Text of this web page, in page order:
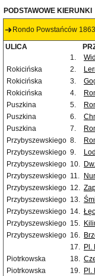
PODSTAWOWE KIERUNKI
Rondo Powstańców
ULICA
1.
Rokicińska
2.
Rokicińska
3.
Rokicińska
4.
Puszkina
5.
Puszkina
6.
Puszkina
7.
Przybyszewskiego 8.
Przybyszewskiego 9.
Przybyszewskiego 10.
Przybyszewskiego 11.
Przybyszewskiego 12.
Przybyszewskiego 13.
Przybyszewskiego 14.
Przybyszewskiego 15.
Przybyszewskiego 16.
17. Pl.
Piotrkowska
18.
Piotrkowska
19. Pl.